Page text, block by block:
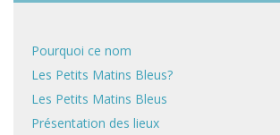
Pourquoi ce nom
Les Petits Matins Bleus?
Les Petits Matins Bleus
Présentation des lieux